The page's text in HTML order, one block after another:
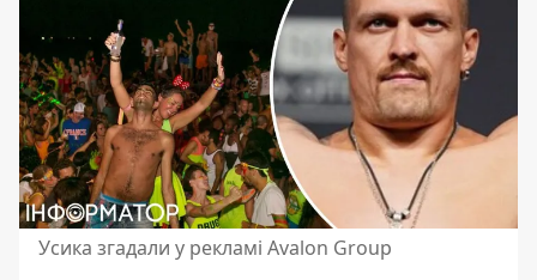
Усика згадали у рекламі Avalon Group